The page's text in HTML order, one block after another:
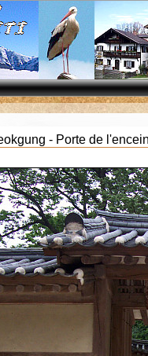
- Porte de